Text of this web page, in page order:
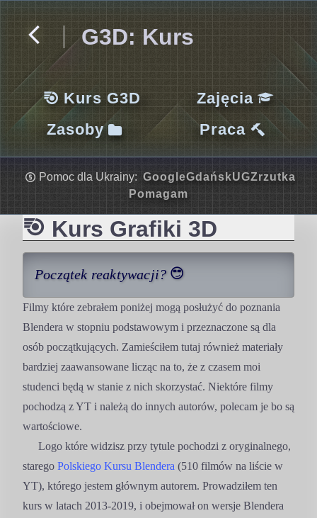
G3D: Kurs
Kurs G3D
Zajęcia
Zasoby
Praca
Pomoc dla Ukrainy: GoogleGdańskUGZrzutka
Pomagam
Kurs Grafiki 3D
Początek reaktywacji?
Filmy które zebrałem poniżej mogą posłużyć do poznania
Blendera w stopniu podstawowym i przeznaczone są dla
osób początkujących. Zamieściłem tutaj również materiały
bardziej zaawansowane licząc na to, że z czasem moi
studenci będą w stanie z nich skorzystać. Niektóre filmy
pochodzą z YT i należą do innych autorów, polecam je bo są
wartościowe.
Logo które widzisz przy tytule pochodzi z oryginalnego,
starego Polskiego Kursu Blendera (510 filmów na liście w
YT), którego jestem głównym autorem. Prowadziłem ten
kurs w latach 2013-2019, i obejmował on wersje Blendera